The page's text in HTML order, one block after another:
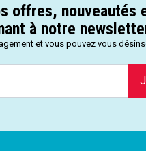
offres, nouveautés
à notre
et vous pouvez vous